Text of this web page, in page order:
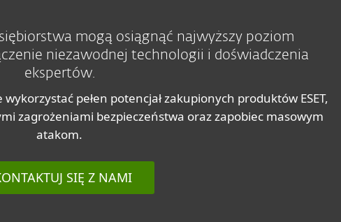
mogą osiągnąć najwyższy poziom
niezawodnej technologii i doświadczenia
ekspertów.
wykorzystać pełen potencjał zakupionych produktów ESET,
zagrożeniami bezpieczeństwa oraz zapobiec masowym
atakom.
SIĘ Z NAMI